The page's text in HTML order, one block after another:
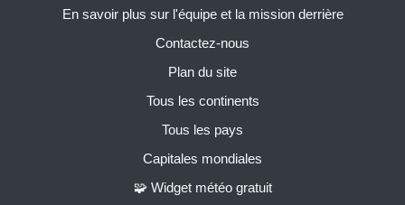
En savoir plus sur l'équipe et la mission derrière
Contactez-nous
Plan du site
Tous les continents
Tous les pays
Capitales mondiales
🧩 Widget météo gratuit